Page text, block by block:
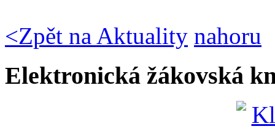
<Zpět na Aktuality nahoru
Elektronická žákovská